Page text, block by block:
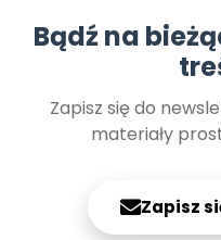
Bądź na
Zapisz się do
materiały
Zapisz